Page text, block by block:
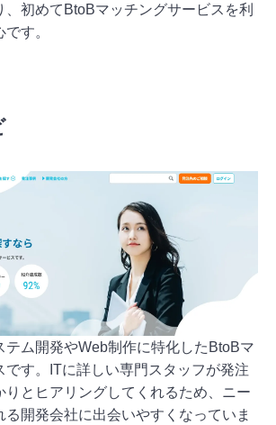
、初めてBtoBマッチングサービスを利
す。
テム開発やWeb制作に特化したBtoBマ
です。ITに詳しい専門スタッフが発注
りとヒアリングしてくれるため、ニー
る開発会社に出会いやすくなっていま